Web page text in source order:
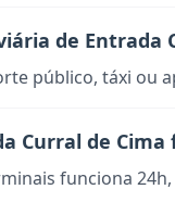
de Entrada
público, táxi ou
Curral de Cima
funciona